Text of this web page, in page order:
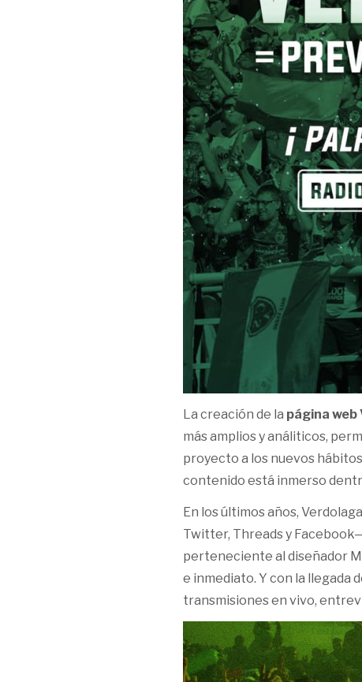
La creación de la página web
más amplios y análiticos,
proyecto a los nuevos
contenido está inmerso
En los últimos años,
Twitter, Threads y
perteneciente al diseñador
e inmediato. Y con la llegada
transmisiones en vivo,